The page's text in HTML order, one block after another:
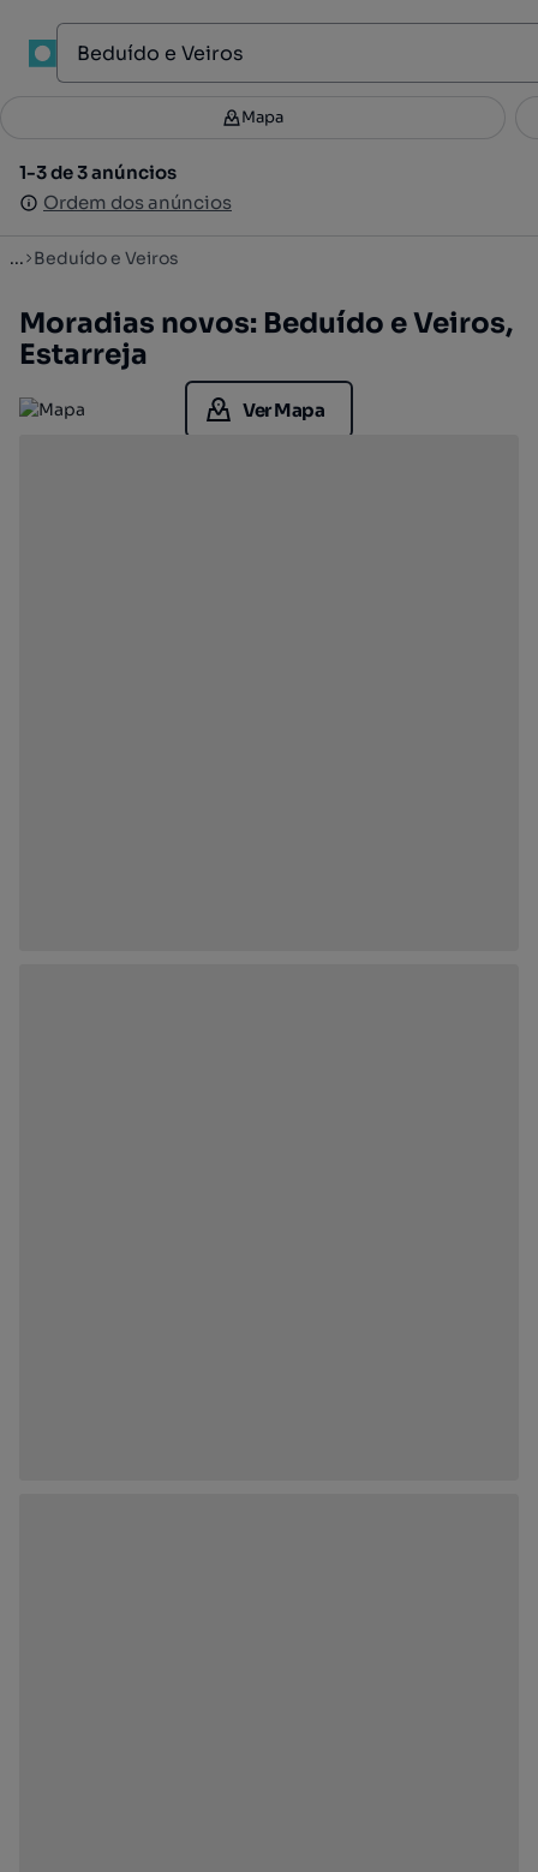
Filtros 3
1-3 de 3 anúncios
Ordem dos anúncios
Mapa
1-3 de 3 anúncios
Ordem dos anúncios
... Beduído e Veiros
Moradias novos: Beduído e Veiros,
Estarreja
Ver Mapa